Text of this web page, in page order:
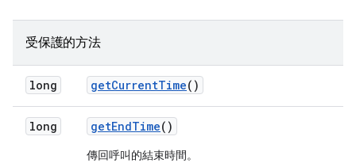
受保護的方法
long getCurrentTime()
long getEndTime()
傳回呼叫的結束時間。